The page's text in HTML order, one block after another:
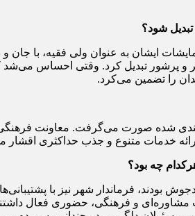
شود؟
ایشان به عنوان ولی فقیه، با
تبدیل کرد. وقتی احساس می‌شد
را تضمین می‌کرد.
شده صورت می‌گرفت. معاونت فرهنگی
خدمات متنوع و جذب حداکثری اقشار
چه بود؟
بودند، فرماندار شهر نیز با
و فرهنگی، حضوری فعال